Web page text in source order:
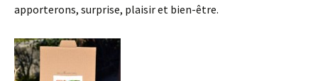
apporterons, surprise, plaisir et bien-être.